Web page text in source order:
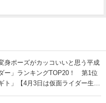
身ポーズがカッコいいと思う平成
ー」ランキングTOP20！ 第1位
ト」【4月3日は仮面ライダー生誕